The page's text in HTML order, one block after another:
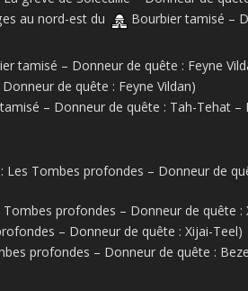
au nord-est du
Bourbier tamisé –
tamisé – Donneur de quête : Feyne
de quête : Feyne Vildan)
– Donneur de quête : Tah-Tehat –
Les Tombes profondes – Donneur de
Tombes profondes – Donneur de quête :
– Donneur de quête : Xijai-Teel)
profondes – Donneur de quête :